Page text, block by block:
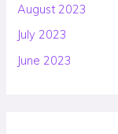
August 2023
July 2023
June 2023